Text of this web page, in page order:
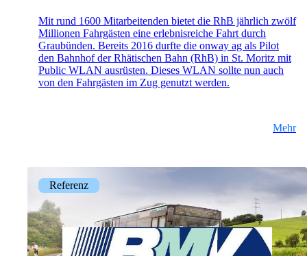
Mit rund 1600 Mitarbeitenden bietet die RhB jährlich zwölf
Millionen Fahrgästen eine erlebnisreiche Fahrt durch
Graubünden. Bereits 2016 durfte die onway ag als Pilot
den Bahnhof der Rhätischen Bahn (RhB) in St. Moritz mit
Public WLAN ausrüsten. Dieses WLAN sollte nun auch
von den Fahrgästen im Zug genutzt werden.
Mehr
Referenz